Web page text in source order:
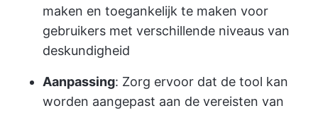
maken en toegankelijk te maken voor
gebruikers met verschillende niveaus van
deskundigheid
Aanpassing: Zorg ervoor dat de tool kan
worden aangepast aan de vereisten van